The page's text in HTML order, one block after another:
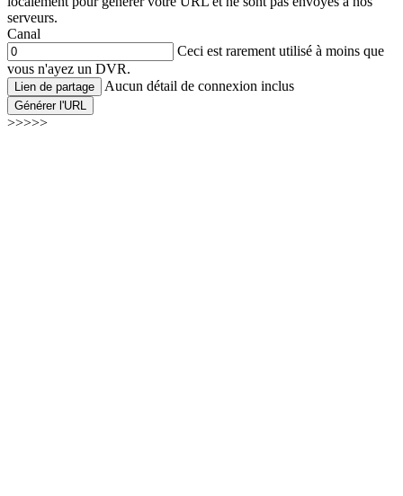
serveurs.
Canal
Ceci est rarement utilisé à moins que
vous n'ayez un DVR.
Lien de partage Aucun détail de connexion inclus
Générer l'URL
>>>>>